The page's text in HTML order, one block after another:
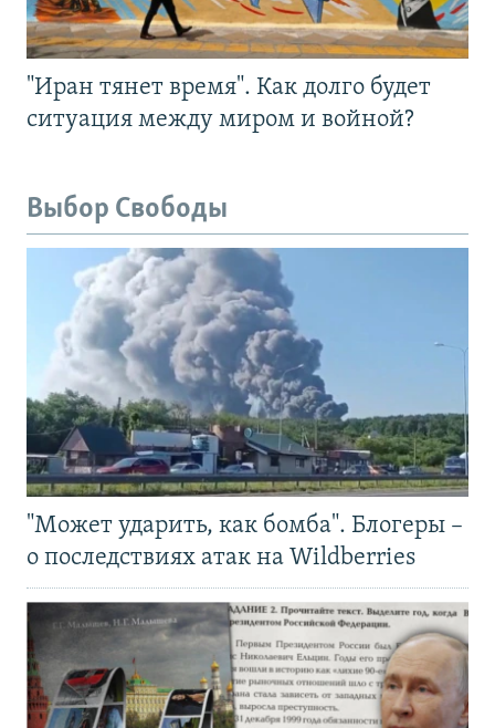
"Иран тянет время". Как долго будет
ситуация между миром и войной?
Выбор Свободы
"Может ударить, как бомба". Блогеры –
о последствиях атак на Wildberries